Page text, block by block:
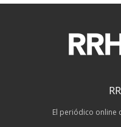
El periódico online